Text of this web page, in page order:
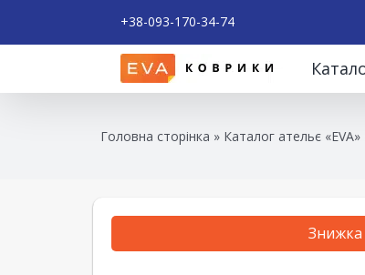
+38-093-170-34-74
Головна сторінка » Каталог ательє «EVA»
Знижка